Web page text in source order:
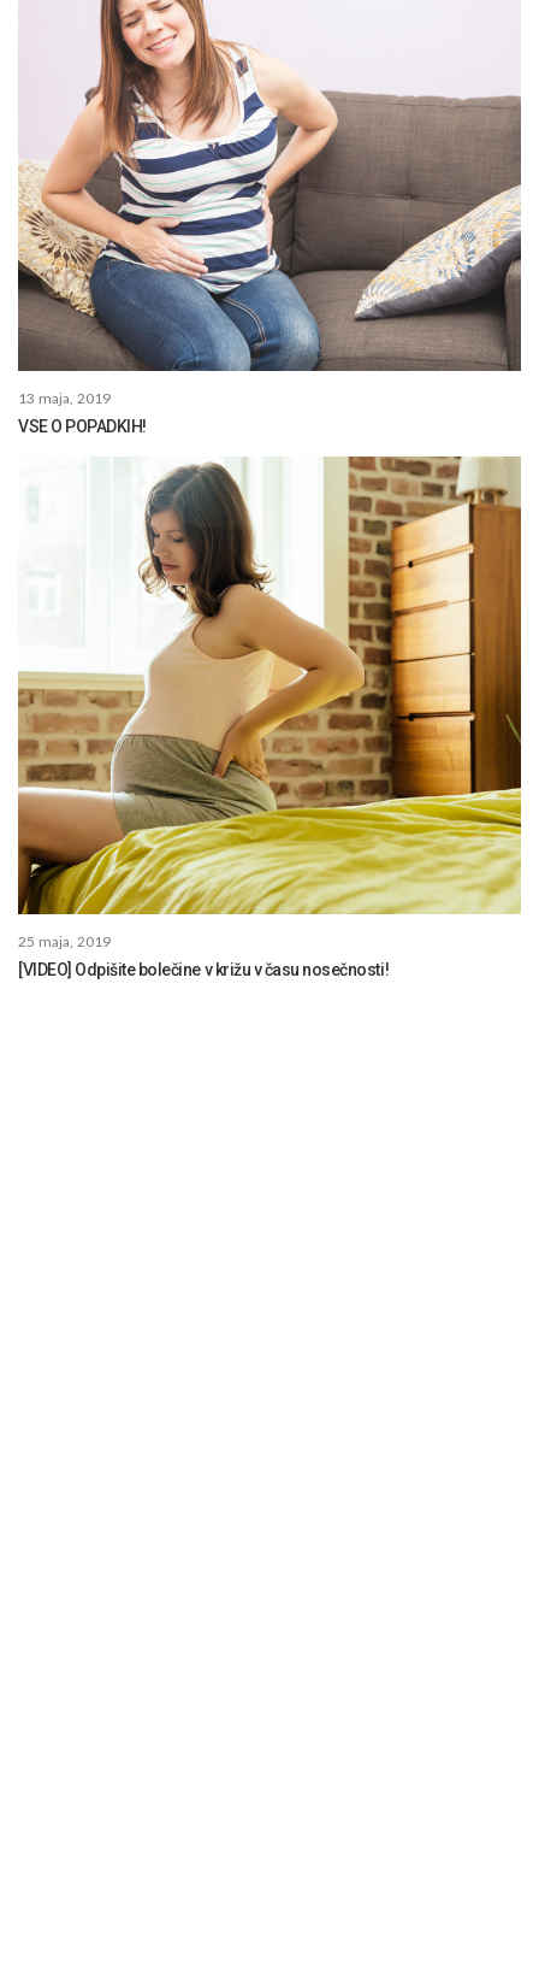
13 maja, 2019
VSE O POPADKIH!
25 maja, 2019
[VIDEO] Odpišite bolečine v križu v času nosečnosti!